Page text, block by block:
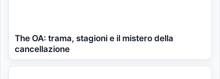
The OA: trama, stagioni e il mistero della
cancellazione